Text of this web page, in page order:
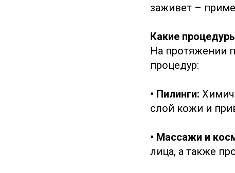
заживет –
Какие
На протяжении
процедур:
• Пилинги:
слой кожи и
• Массажи и
лица, а также